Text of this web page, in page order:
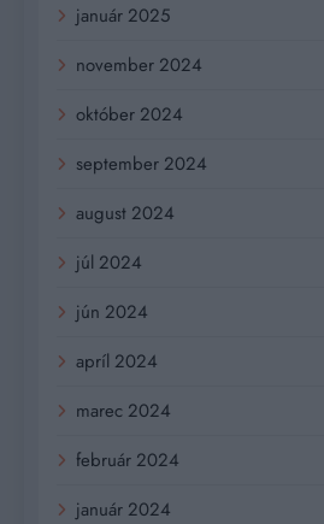
január 2025
november 2024
október 2024
september 2024
august 2024
júl 2024
jún 2024
apríl 2024
marec 2024
február 2024
január 2024